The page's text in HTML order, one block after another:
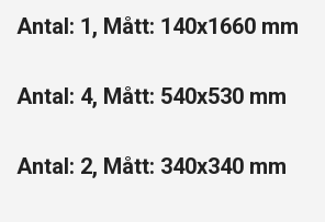
Antal: 1, Mått: 140x1660 mm
Antal: 4, Mått: 540x530 mm
Antal: 2, Mått: 340x340 mm